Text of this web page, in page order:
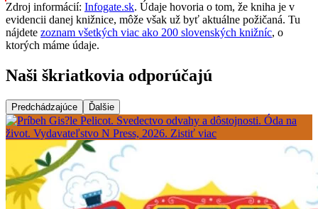
Zdroj informácií: Infogate.sk. Údaje hovoria o tom, že kniha je v
evidencii danej knižnice, môže však už byť aktuálne požičaná. Tu
nájdete zoznam všetkých viac ako 200 slovenských knižníc, o
ktorých máme údaje.
Naši škriatkovia odporúčajú
Predchádzajúce Ďalšie